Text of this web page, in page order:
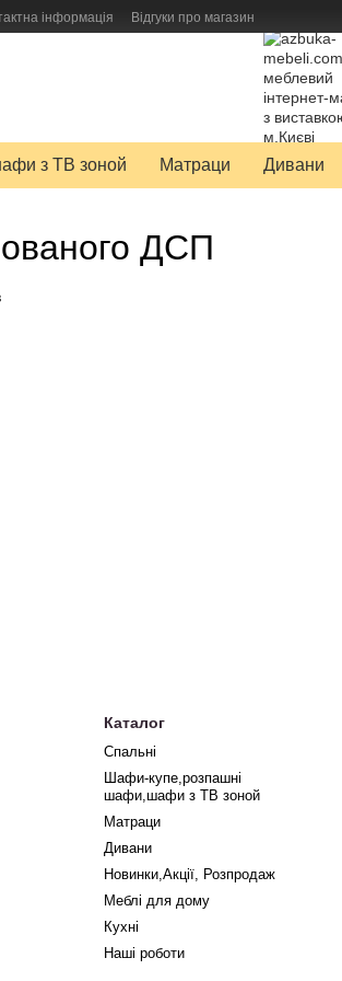
інформація
Відгуки про магазин
з ТВ зоной Матраци Дивани
ДСП
Каталог
Спальні
Шафи-купе,розпашні
шафи,шафи з ТВ зоной
Матраци
Дивани
Новинки,Акції, Розпродаж
Меблі для дому
Кухні
Наші роботи